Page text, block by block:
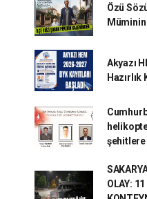
Özü
Müminin
Akyazı
Hazırlık
şehitlere
OLAY: